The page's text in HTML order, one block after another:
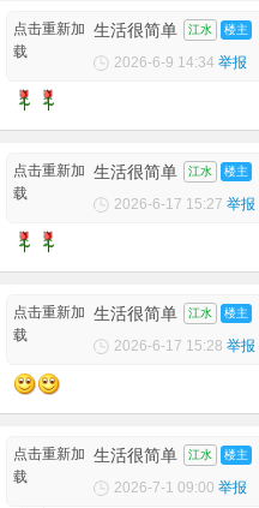
点击重新加
载
生活很简单 江水 楼主
2026-6-9 14:34 举报
点击重新加
载
生活很简单 江水 楼主
2026-6-17 15:27 举报
点击重新加
载
生活很简单 江水 楼主
2026-6-17 15:28 举报
点击重新加
载
生活很简单 江水 楼主
2026-7-1 09:00 举报